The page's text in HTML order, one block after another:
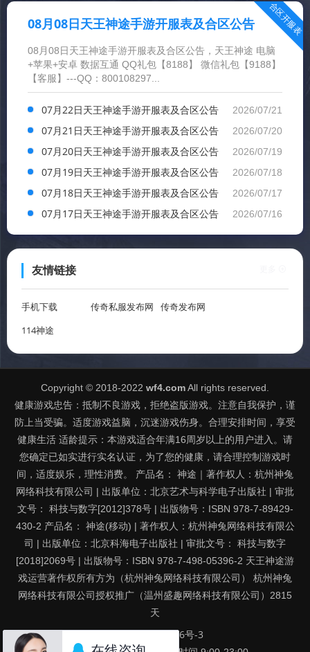
合区开服表
08月08日天王神途手游开服表及合区公告
08月08日天王神途手游开服表及合区公告，天王神途 电脑
+苹果+安卓 数据互通 QQ礼包【8188】 微信礼包【9188】
【客服】---QQ：800108297...
2026/07/21
07月22日天王神途手游开服表及合区公告
2026/07/20
07月21日天王神途手游开服表及合区公告
2026/07/19
07月20日天王神途手游开服表及合区公告
2026/07/18
07月19日天王神途手游开服表及合区公告
2026/07/17
07月18日天王神途手游开服表及合区公告
2026/07/16
07月17日天王神途手游开服表及合区公告
友情链接
手机下载 传奇私服发布网
传奇发布网
114神途
Copyright © 2018-2022 wf4.comAll rights reserved.
健康游戏忠告：抵制不良游戏，拒绝盗版游戏。注意自我保护，谨
防上当受骗。适度游戏益脑，沉迷游戏伤身。合理安排时间，享受
健康生活 适龄提示：本游戏适合年满16周岁以上的用户进入。请
您确定已如实进行实名认证，为了您的健康，请合理控制游戏时
间，适度娱乐，理性消费。 产品名： 神途｜著作权人：杭州神兔
网络科技有限公司 | 出版单位：北京艺术与科学电子出版社 | 审批
文号： 科技与数字[2012]378号 | 出版物号：ISBN 978-7-89429-
430-2 产品名： 神途(移动) | 著作权人：杭州神兔网络科技有限公
司 | 出版单位：北京科海电子出版社 | 审批文号： 科技与数字
[2018]2069号 | 出版物号：ISBN 978-7-498-05396-2 天王神途游
戏运营著作权所有方为（杭州神兔网络科技有限公司） 杭州神兔
网络科技有限公司授权推广（温州盛趣网络科技有限公司） 2815
天
京ICP备16063716号-3